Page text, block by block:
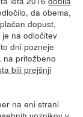
da obema,
dopust,
na odločitev
dni pozneje
na pritožbeno
bili prejšnji
na eni strani